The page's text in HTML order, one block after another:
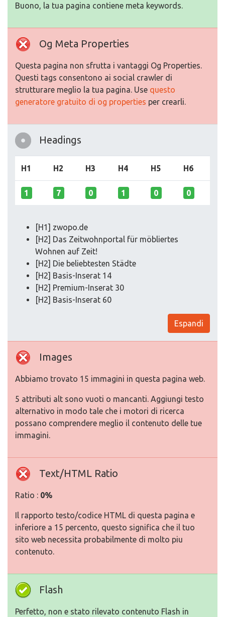
Buono, la tua pagina contiene meta keywords.
Og Meta Properties
Questa pagina non sfrutta i vantaggi Og Properties.
Questi tags consentono ai social crawler di
strutturare meglio la tua pagina. Use questo
generatore gratuito di og properties per crearli.
Headings
H1 H2 H3 H4 H5 H6
1 7 0 1 0 0
[H1] zwopo.de
[H2] Das Zeitwohnportal für möbliertes
Wohnen auf Zeit!
[H2] Die beliebtesten Städte
[H2] Basis-Inserat 14
[H2] Premium-Inserat 30
[H2] Basis-Inserat 60
Espandi
Images
Abbiamo trovato 15 immagini in questa pagina web.
5 attributi alt sono vuoti o mancanti. Aggiungi testo
alternativo in modo tale che i motori di ricerca
possano comprendere meglio il contenuto delle tue
immagini.
Text/HTML Ratio
Ratio : 0%
Il rapporto testo/codice HTML di questa pagina e
inferiore a 15 percento, questo significa che il tuo
sito web necessita probabilmente di molto piu
contenuto.
Flash
Perfetto, non e stato rilevato contenuto Flash in